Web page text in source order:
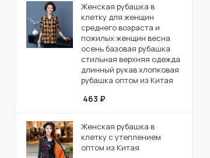
Женская рубашка в
клетку для женщин
среднего возраста и
пожилых женщин весна
осень базовая рубашка
стильная верхняя одежда
длинный рукав хлопковая
рубашка оптом из Китая
463 ₽
Женская рубашка в
клетку с утеплением
оптом из Китая